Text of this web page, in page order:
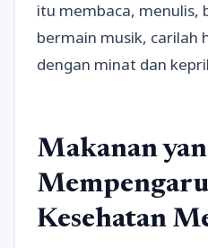
itu membaca, menulis,
bermain musik, carilah
dengan minat dan
Makanan
Kesehatan